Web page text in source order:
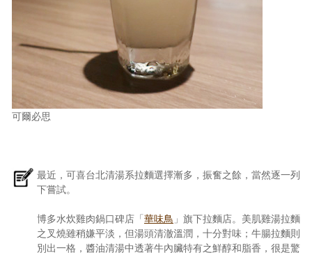
可爾必思
最近，可喜台北清湯系拉麵選擇漸多，振奮之餘，當然逐一列
下嘗試。
博多水炊雞肉鍋口碑店「華味鳥 」旗下拉麵店。美肌雞湯拉麵
之叉燒雖稍嫌平淡，但湯頭清澈溫潤，十分對味；牛腸拉麵則
別出一格，醬油清湯中透著牛內臟特有之鮮醇和脂香，很是驚